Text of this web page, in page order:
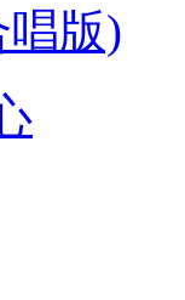
版)